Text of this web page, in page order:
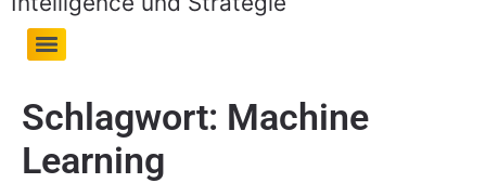
Schlagwort: Machine
Learning